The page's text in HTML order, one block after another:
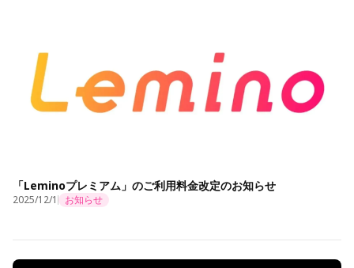
「Leminoプレミアム」のご利用料金改定のお知らせ
2025/12/1 お知らせ